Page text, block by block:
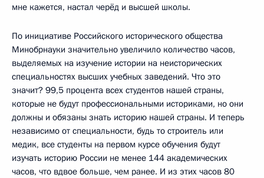
мне кажется, настал черёд и высшей школы.
По инициативе Российского исторического общества
Минобрнауки значительно увеличило количество часов,
выделяемых на изучение истории на неисторических
специальностях высших учебных заведений. Что это
значит? 99,5 процента всех студентов нашей страны,
которые не будут профессиональными историками, но они
должны и обязаны знать историю нашей страны. И теперь
независимо от специальности, будь то строитель или
медик, все студенты на первом курсе обучения будут
изучать историю России не менее 144 академических
часов, что вдвое больше, чем ранее. И из этих часов 80